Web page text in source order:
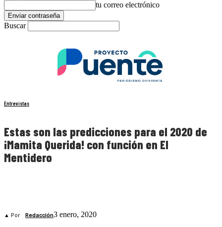
tu correo electrónico
Buscar
Entrevistas
Estas son las predicciones para el 2020 de
¡Mamita Querida! con función en El
Mentidero
▲ Por Redacción3 enero, 2020